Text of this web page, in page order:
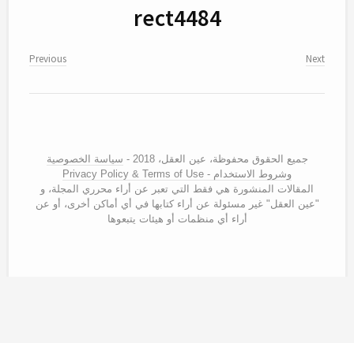
rect4484
Previous Next
جميع الحقوق محفوظة، عين العقل، 2018 -
سياسة الخصوصية
وشروط الاستخدام - Privacy Policy & Terms of Use
المقالات المنشورة هي فقط التي تعبر عن أراء محرري المجلة، و
"عين العقل" غير مسئولة عن أراء كتابها في أي أماكن أخرى، أو عن
أراء أي منظمات أو هيئات يتبعوها